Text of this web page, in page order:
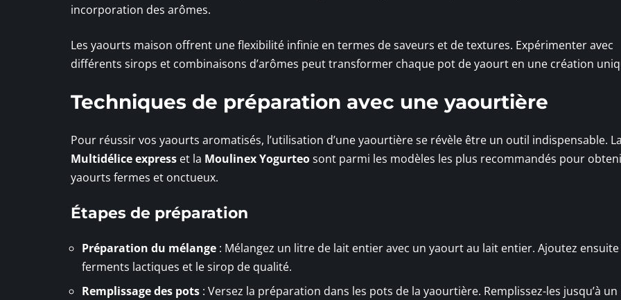
incorporation des arômes.
Les yaourts maison offrent une flexibilité infinie en termes de saveurs et de textures. Expérimenter avec
différents sirops et combinaisons d’arômes peut transformer chaque pot de yaourt en une création
Techniques de préparation avec une yaourtière
Pour réussir vos yaourts aromatisés, l’utilisation d’une yaourtière se révèle être un outil indispensable. La
Multidélice express et la Moulinex Yogurteosont parmi les modèles les plus recommandés pour
yaourts fermes et onctueux.
Étapes de préparation
Préparation du mélange : Mélangez un litre de lait entier avec un yaourt au lait entier. Ajoutez ensuite
ferments lactiques et le sirop de qualité.
Remplissage des pots : Versez la préparation dans les pots de la yaourtière. Remplissez-les jusqu’à un